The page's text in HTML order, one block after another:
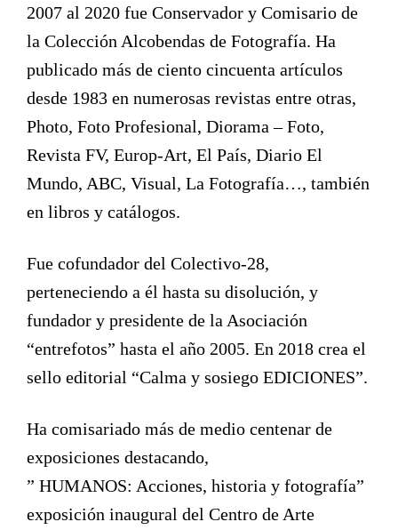
2007 al 2020 fue Conservador y Comisario de
la Colección Alcobendas de Fotografía. Ha
publicado más de ciento cincuenta artículos
desde 1983 en numerosas revistas entre otras,
Photo, Foto Profesional, Diorama – Foto,
Revista FV, Europ-Art, El País, Diario El
Mundo, ABC, Visual, La Fotografía…, también
en libros y catálogos.
Fue cofundador del Colectivo-28,
perteneciendo a él hasta su disolución, y
fundador y presidente de la Asociación
“entrefotos” hasta el año 2005. En 2018 crea el
sello editorial “Calma y sosiego EDICIONES”.
Ha comisariado más de medio centenar de
exposiciones destacando,
” HUMANOS: Acciones, historia y fotografía”
exposición inaugural del Centro de Arte